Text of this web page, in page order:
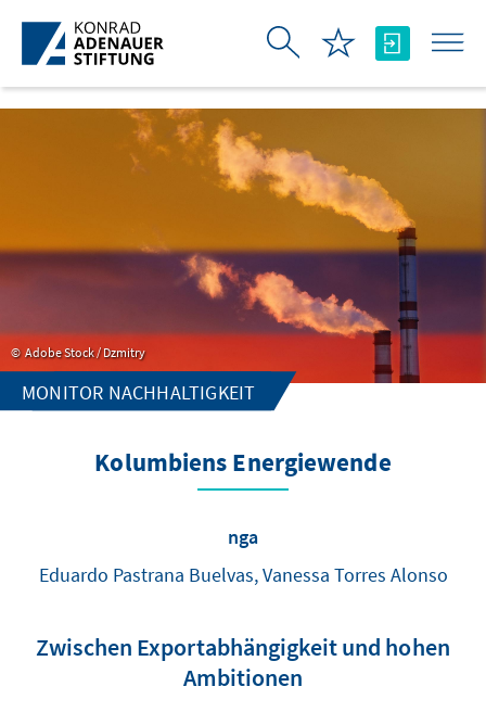
Skip to Main Content
Adobe Stock / Dzmitry
MONITOR NACHHALTIGKEIT
Kolumbiens Energiewende
nga
Eduardo Pastrana Buelvas, Vanessa Torres Alonso
Zwischen Exportabhängigkeit und hohen
Ambitionen